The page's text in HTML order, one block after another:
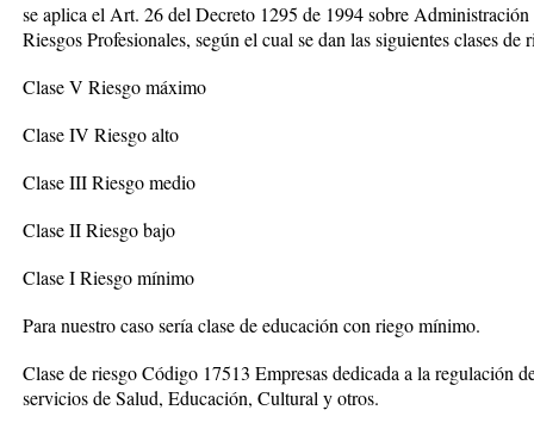
se aplica el Art. 26 del Decreto 1295 de 1994 sobre
Riesgos Profesionales, según el cual se dan las siguientes clases de
Clase V Riesgo máximo
Clase IV Riesgo alto
Clase III Riesgo medio
Clase II Riesgo bajo
Clase I Riesgo mínimo
Para nuestro caso sería clase de educación con riego mínimo.
Clase de riesgo Código 17513 Empresas dedicada a la regulación
servicios de Salud, Educación, Cultural y otros.